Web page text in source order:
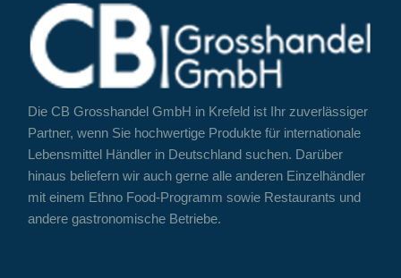
Die CB Grosshandel GmbH in Krefeld ist Ihr zuverlässiger
Partner, wenn Sie hochwertige Produkte für internationale
Lebensmittel Händler in Deutschland suchen. Darüber
hinaus beliefern wir auch gerne alle anderen Einzelhändler
mit einem Ethno Food-Programm sowie Restaurants und
andere gastronomische Betriebe.